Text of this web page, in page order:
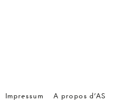
Impressum A propos d'AS